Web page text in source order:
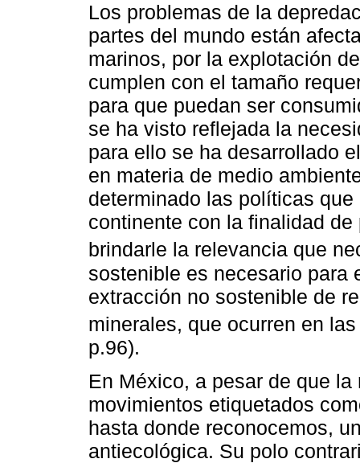
Los problemas de la
partes del mundo están
marinos, por la explotación
cumplen con el tamaño
para que puedan ser
se ha visto reflejada la
para ello se ha desarrollado
en materia de medio
determinado las políticas
continente con la finalidad
brindarle la relevancia que
sostenible es necesario para
extracción no sostenible de
minerales, que ocurren en
p.96).
En México, a pesar de que
movimientos etiquetados
hasta donde reconocemos,
antiecológica. Su polo